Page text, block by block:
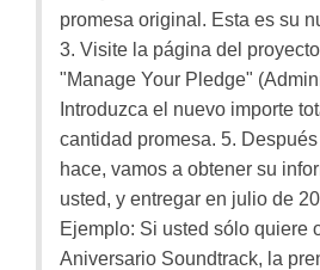
promesa original. Esta es su
3. Visite la página del
"Manage Your Pledge"
Introduzca el nuevo importe
cantidad promesa. 5.
hace, vamos a obtener su
usted, y entregar en julio de
Ejemplo: Si usted sólo quiere
Aniversario Soundtrack, la